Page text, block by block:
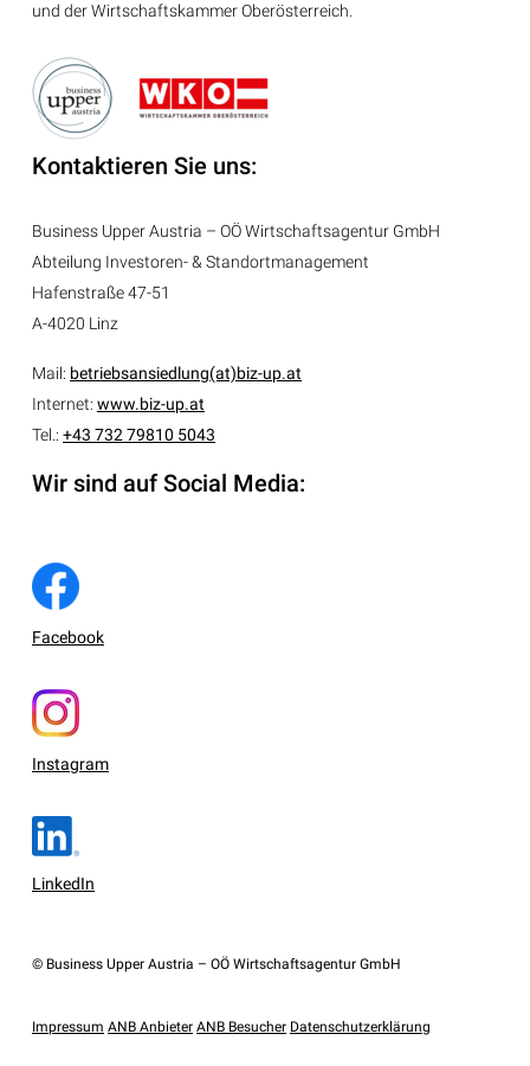
und der Wirtschaftskammer Oberösterreich.
Kontaktieren Sie uns:
Business Upper Austria – OÖ Wirtschaftsagentur GmbH
Abteilung Investoren- & Standortmanagement
Hafenstraße 47-51
A-4020 Linz
Mail: betriebsansiedlung(at)biz-up.at
Internet: www.biz-up.at
Tel.: +43 732 79810 5043
Wir sind auf Social Media:
Facebook
Instagram
LinkedIn
© Business Upper Austria – OÖ Wirtschaftsagentur GmbH
Impressum ANB Anbieter ANB Besucher Datenschutzerklärung